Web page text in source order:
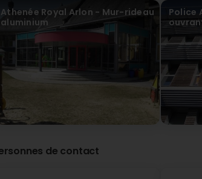
Athenée Royal Arlon - Mur-rideau
aluminium
Police
de contact